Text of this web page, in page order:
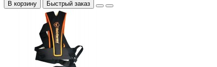
В корзину Быстрый заказ